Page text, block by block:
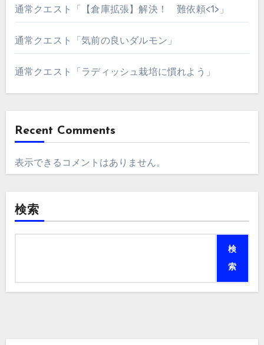
通常クエスト「【倉庫拡張】解決！ 難依頼<1>」
通常クエスト「気前の良いダルモン」
通常クエスト「ラディッシュ栽培に慣れよう」
Recent Comments
表示できるコメントはありません。
検索
検
索